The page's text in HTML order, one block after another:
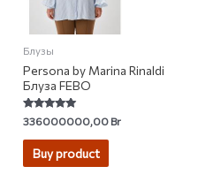
Блузы
Persona by Marina Rinaldi
Блуза FEBO
Rated
5.00
out of 5
336000000,00Br
Buy product